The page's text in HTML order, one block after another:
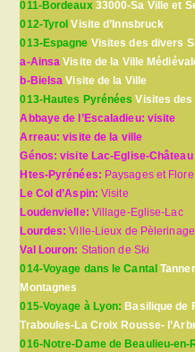
011-Bordeaux33000-Sa Ville et
012-Tyrol Visite d’Innsbruck
013-Espagne Visites des divers
a-Ainsa Visite de la Ville
b-Bielsa Visite de la Ville
013-Hautes Pyrénées Visites
Abbaye de l’Escaladieu: visite
Arreau: visite de la ville
Génos: visite Lac-Eglise-Château
Htes-Pyrénées: Paysages et Flore
Le Col d’Aspin:Visite
Loudenvielle: Village-Eglise-Lac
Lourdes:Ville-Lieux de
Val Louron: Station de Ski
014-Voyage dans le Cantal
Montagnes
015-Voyage à Lyon: Basilique de
Traboules-La Croix Rousse-
016-Notre-Dame de Beaulieu-en-